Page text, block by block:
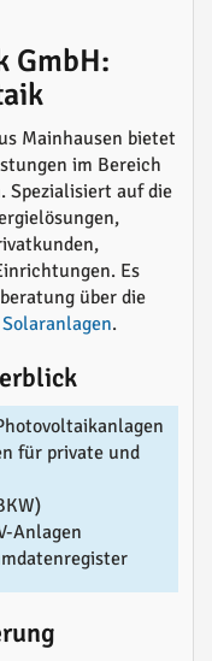
GmbH:
Mainhausen bietet
im Bereich
Spezialisiert auf die
Es
über die
Solaranlagen.
für private und
Anlagen